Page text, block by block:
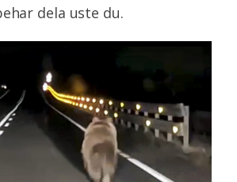
dela uste du.